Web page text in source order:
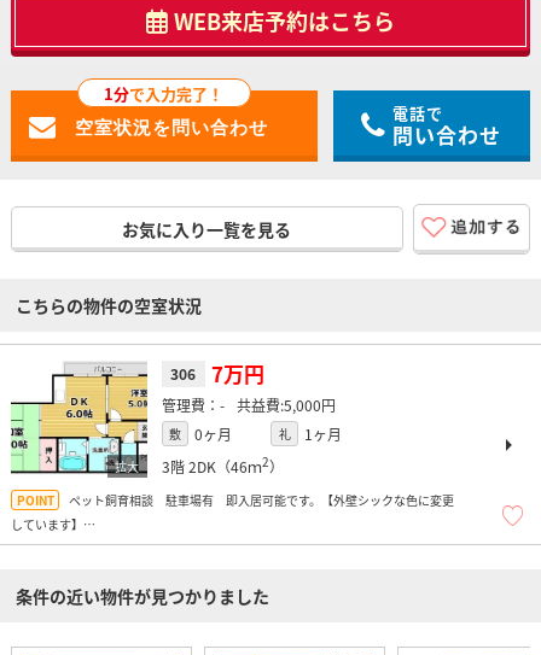
WEB来店予約はこちら
1分で入力完了！
電話で
問い合わせ
お気に入り一覧を見る
こちらの物件の空室状況
306 7万円
- 5,000円
敷 0ヶ月 礼
1ヶ月
3階 2DK（46ｍ2）
ペット飼育相談 駐車場有 即入居可能です。【外壁シックな色に変更
しています】
姫島小学校 ２００m 駅前コンビニ スーパー有
条件の近い物件が見つかりました